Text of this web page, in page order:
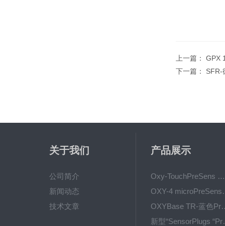
上一篇： GPX
下一篇： SFR-
关于我们
公司简介
新闻动态
技术文章
产品展示
Oxy-TouchPreSens 氧分析仪 多孔培养容器监测
OXY-4
OXYBase TR-蓝色
新型